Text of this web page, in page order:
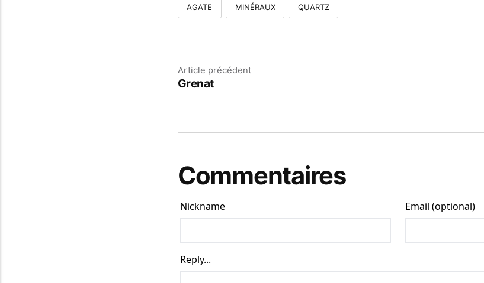
AGATE MINÉRAUX QUARTZ
Article précédent
Grenat
Commentaires